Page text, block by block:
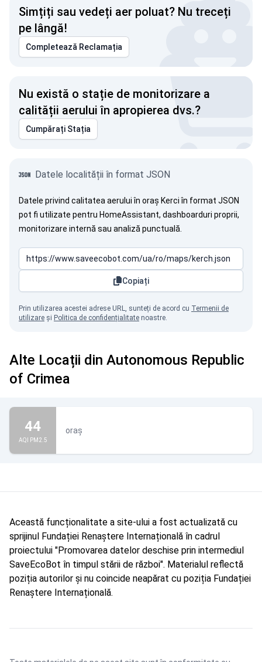
Simțiți sau vedeți aer poluat? Nu treceți
pe lângă!
Completează Reclamația
Nu există o stație de monitorizare a
calității aerului în apropierea dvs.?
Cumpărați Stația
Datele localității în format JSON
Datele privind calitatea aerului în oraș Kerci în format JSON
pot fi utilizate pentru HomeAssistant, dashboarduri proprii,
monitorizare internă sau analiză punctuală.
Copiați
Prin utilizarea acestei adrese URL, sunteți de acord cu Termenii de
utilizare și Politica de confidențialitate noastre.
Alte Locații din Autonomous Republic
of Crimea
44
AQI PM2.5
oraș
Această funcționalitate a site-ului a fost actualizată cu
sprijinul Fundației Renaștere Internațională în cadrul
proiectului "Promovarea datelor deschise prin intermediul
SaveEcoBot în timpul stării de război". Materialul reflectă
poziția autorilor și nu coincide neapărat cu poziția Fundației
Renaștere Internațională.